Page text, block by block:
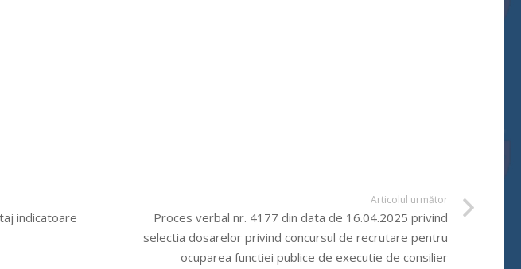
indicatoare
Articolul următor
Proces verbal nr. 4177 din data de 16.04.2025 privind
selectia dosarelor privind concursul de recrutare pentru
ocuparea functiei publice de executie de consilier